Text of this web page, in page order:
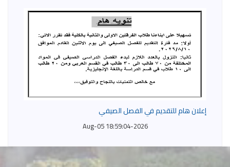
إعلان هام للتقديم في الفصل الصيفي
2026-Aug-05 18:59:04